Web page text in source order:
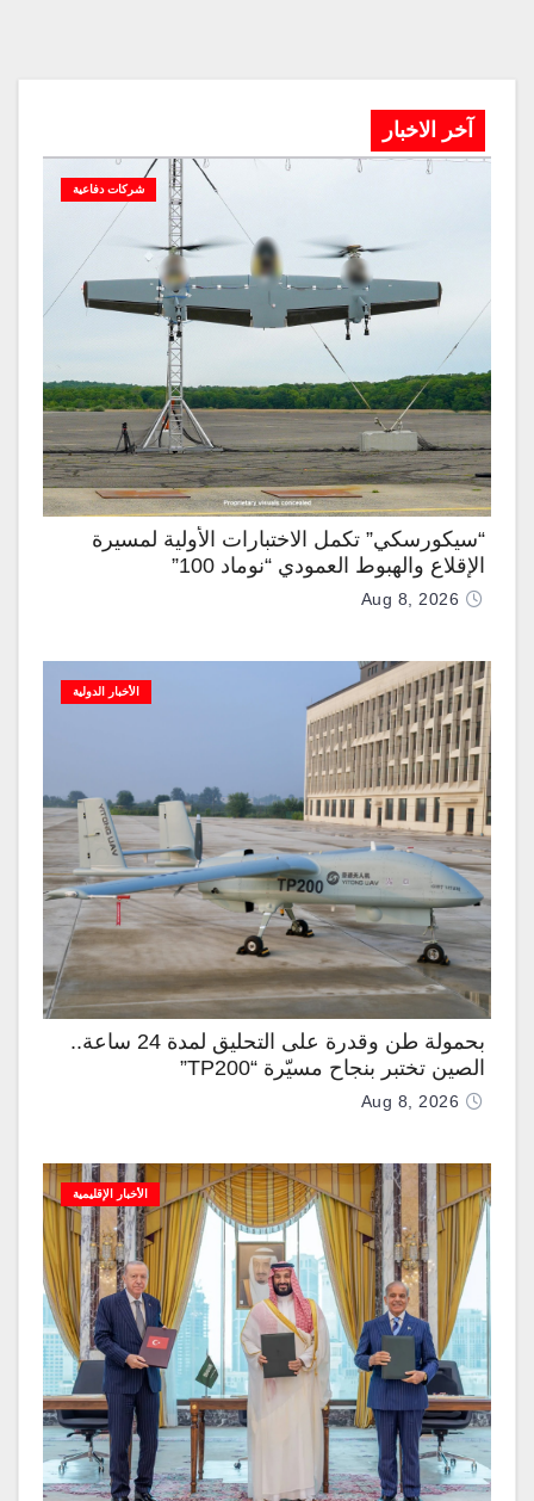
آخر الاخبار
شركات دفاعية
“سيكورسكي” تكمل الاختبارات الأولية لمسيرة
الإقلاع والهبوط العمودي “نوماد 100”
Aug 8, 2026
الأخبار الدولية
بحمولة طن وقدرة على التحليق لمدة 24 ساعة..
الصين تختبر بنجاح مسيّرة “TP200”
Aug 8, 2026
الأخبار الإقليمية